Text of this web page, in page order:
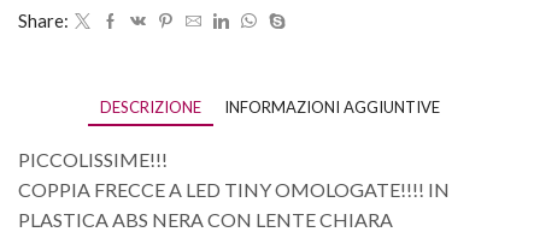
Share:
DESCRIZIONE INFORMAZIONI AGGIUNTIVE
PICCOLISSIME!!!
COPPIA FRECCE A LED TINY OMOLOGATE!!!! IN
PLASTICA ABS NERA CON LENTE CHIARA